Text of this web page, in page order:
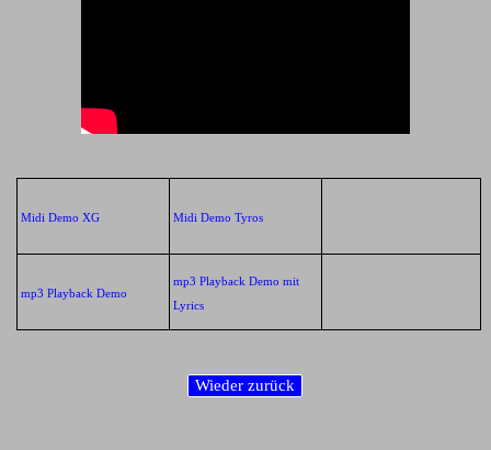
Midi Demo XG Midi Demo Tyros
mp3 Playback Demo
mp3 Playback Demo mit
Lyrics